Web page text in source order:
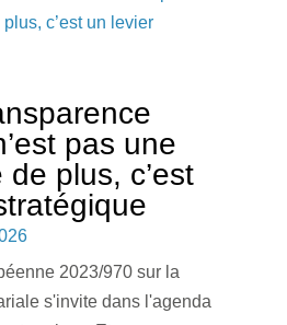
pas une
plus, c’est
2023/970 sur la
s'invite dans l'agenda